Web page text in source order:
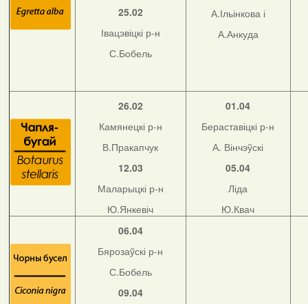
25.02
Івацэвіцкі р-н
С.Бобель
А.Ільінкова і
А.Анкуда
26.02
Камянецкі р-н
В.Пракапчук
12.03
Маларыцкі р-н
Ю.Янкевіч
01.04
Бераставіцкі р-н
А. Вінчэўскі
05.04
Ліда
Ю.Квач
06.04
Бярозаўскі р-н
С.Бобель
09.04